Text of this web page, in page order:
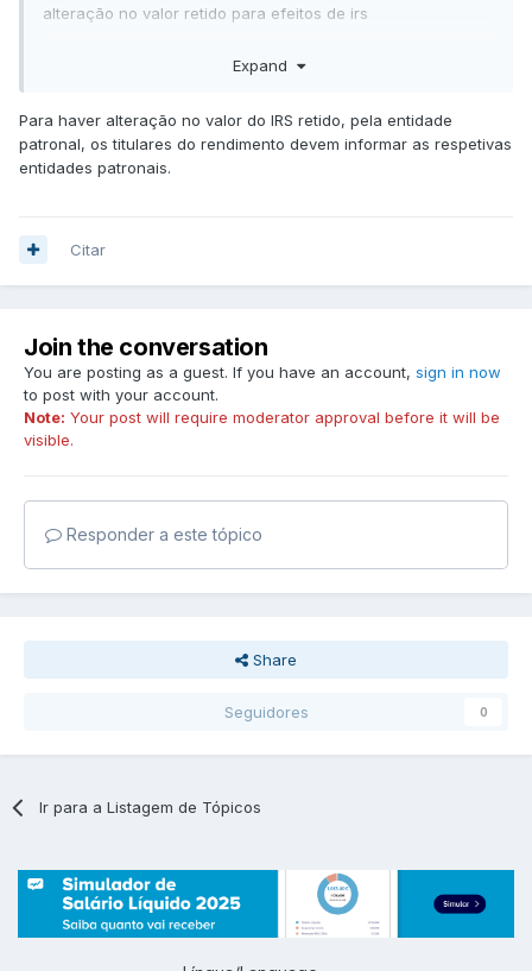
alteração no valor retido para efeitos de irs
atestado em mais alguma identidade?
Agradeço a vossa ajuda cumprimentos
Expand
Para haver alteração no valor do IRS retido, pela entidade
patronal, os titulares do rendimento devem informar as respetivas
entidades patronais.
Citar
Join the conversation
You are posting as a guest. If you have an account, sign in now
to post with your account.
Note: Your post will require moderator approval before it will be
visible.
Responder a este tópico
Share
Seguidores 0
Ir para a Listagem de Tópicos